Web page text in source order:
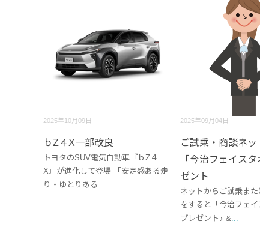
2025年10月09日
ｂZ４X一部改良
トヨタのSUV電気自動車『ｂZ４
X』が進化して登場 「安定感ある走
り・ゆとりある ...
2025年09月04日
ご試乗・商談ネッ
「今治フェイス
ゼント
ネットからご試乗ま
をすると「今治フェ
プレゼント♪ &...